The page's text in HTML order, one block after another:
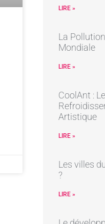
LIRE »
La
Mondiale
LIRE »
CoolAnt :
Artistique
LIRE »
Les villes
?
LIRE »